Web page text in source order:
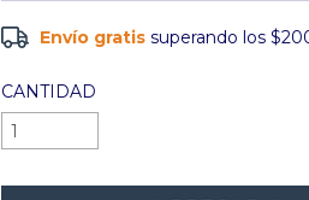
Envío gratis superando los
CANTIDAD